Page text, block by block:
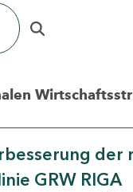
der
GRW RIGA